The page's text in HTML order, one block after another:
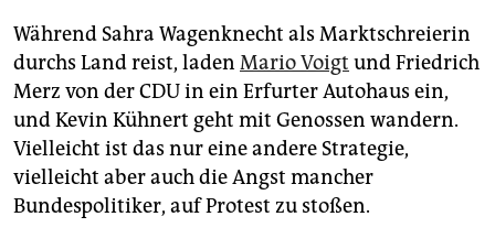
Während Sahra Wagenknecht als Marktschreierin
durchs Land reist, laden Mario Voigt und Friedrich
Merz von der CDU in ein Erfurter Autohaus ein,
und Kevin Kühnert geht mit Genossen wandern.
Vielleicht ist das nur eine andere Strategie,
vielleicht aber auch die Angst mancher
Bundespolitiker, auf Protest zu stoßen.